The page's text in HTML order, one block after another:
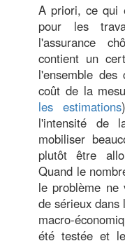
A priori, ce qui
pour les
l'assurance
contient un
l'ensemble des
coût de la
les estimations
l'intensité de
mobiliser
plutôt être
Quand le
le problème ne
de sérieux dans
macro-
été testée et